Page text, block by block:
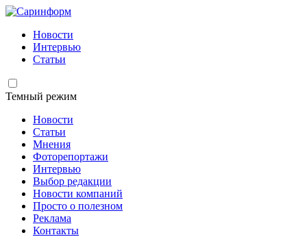
Новости
Интервью
Статьи
Темный режим
Новости
Статьи
Мнения
Фоторепортажи
Интервью
Выбор редакции
Новости компаний
Просто о полезном
Реклама
Контакты